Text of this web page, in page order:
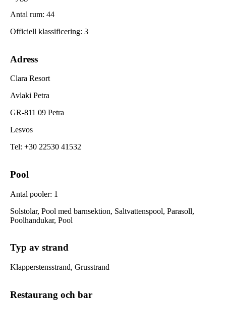
Antal rum: 44
Officiell klassificering: 3
Adress
Clara Resort
Avlaki Petra
GR-811 09 Petra
Lesvos
Tel: +30 22530 41532
Pool
Antal pooler: 1
Solstolar, Pool med barnsektion, Saltvattenspool, Parasoll,
Poolhandukar, Pool
Typ av strand
Klapperstensstrand, Grusstrand
Restaurang och bar